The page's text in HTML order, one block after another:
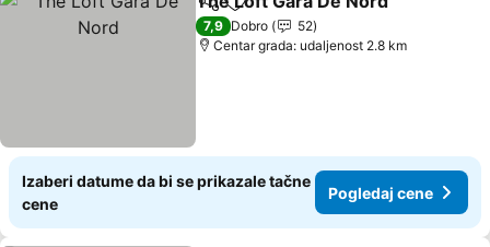
Deli Dodati u favorite
7,9 Dobro
52
Centar grada: udaljenost 2.8 km
Izaberi datume da bi se prikazale tačne
cene
Pogledaj cene